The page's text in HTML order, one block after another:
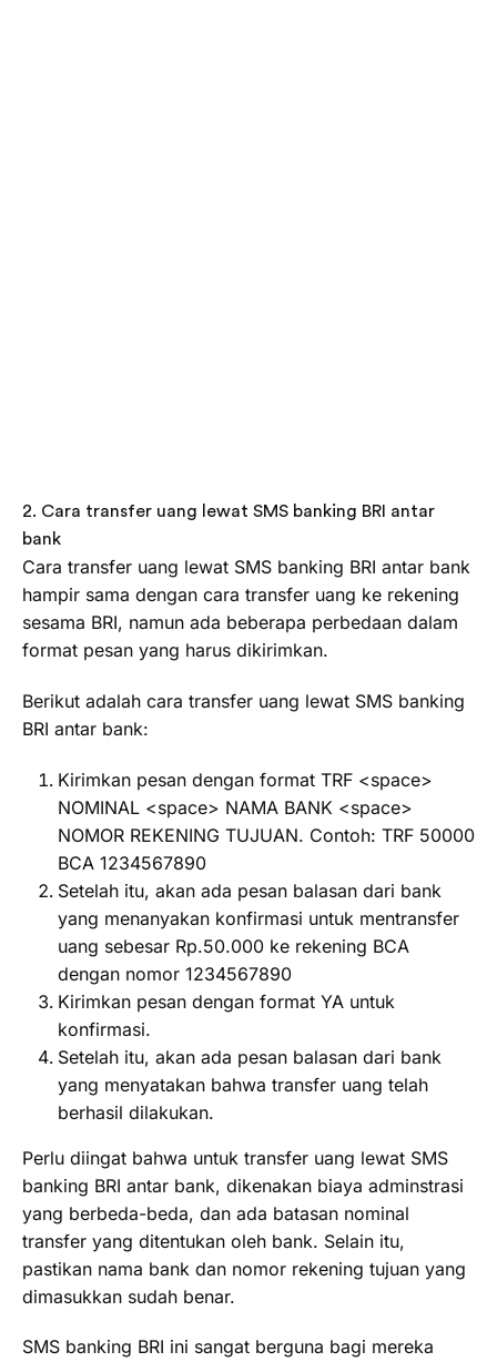
2. Cara transfer uang lewat SMS banking BRI antar
bank
Cara transfer uang lewat SMS banking BRI antar bank
hampir sama dengan cara transfer uang ke rekening
sesama BRI, namun ada beberapa perbedaan dalam
format pesan yang harus dikirimkan.
Berikut adalah cara transfer uang lewat SMS banking
BRI antar bank:
Kirimkan pesan dengan format TRF <space>
NOMINAL <space> NAMA BANK <space>
NOMOR REKENING TUJUAN. Contoh: TRF 50000
BCA 1234567890
Setelah itu, akan ada pesan balasan dari bank
yang menanyakan konfirmasi untuk mentransfer
uang sebesar Rp.50.000 ke rekening BCA
dengan nomor 1234567890
Kirimkan pesan dengan format YA untuk
konfirmasi.
Setelah itu, akan ada pesan balasan dari bank
yang menyatakan bahwa transfer uang telah
berhasil dilakukan.
Perlu diingat bahwa untuk transfer uang lewat SMS
banking BRI antar bank, dikenakan biaya adminstrasi
yang berbeda-beda, dan ada batasan nominal
transfer yang ditentukan oleh bank. Selain itu,
pastikan nama bank dan nomor rekening tujuan yang
dimasukkan sudah benar.
SMS banking BRI ini sangat berguna bagi mereka